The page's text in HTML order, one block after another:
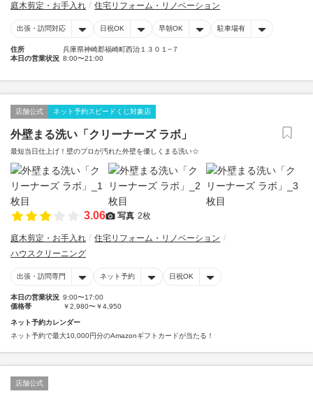
庭木剪定・お手入れ 住宅リフォーム・リノベーション
出張・訪問対応 日祝OK 早朝OK 駐車場有
住所
兵庫県神崎郡福崎町西治１３０１−７
本日の営業状況 8:00〜21:00
店舗公式 ネット予約スピードくじ対象店
外壁まる洗い「クリーナーズ ラボ」
最短当日仕上げ！壁のプロが汚れた外壁を優しくまる洗い☆
3.06 写真 2枚
庭木剪定・お手入れ
住宅リフォーム・リノベーション
ハウスクリーニング
出張・訪問専門 ネット予約 日祝OK
本日の営業状況 9:00〜17:00
価格帯
￥2,980〜￥4,950
ネット予約カレンダー
ネット予約で最大10,000円分のAmazonギフトカードが当たる！
店舗公式